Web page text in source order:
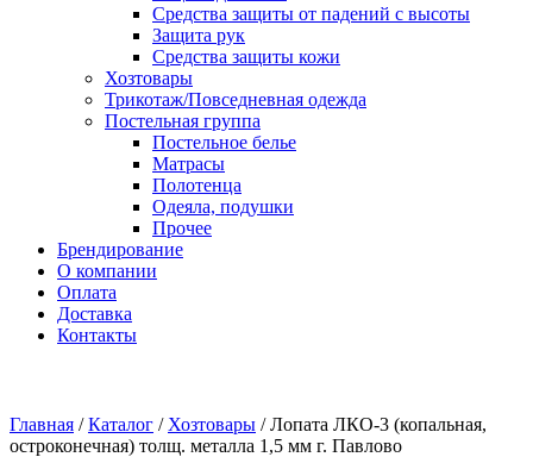
Средства защиты от падений с высоты
Защита рук
Средства защиты кожи
Хозтовары
Трикотаж/Повседневная одежда
Постельная группа
Постельное белье
Матрасы
Полотенца
Одеяла, подушки
Прочее
Брендирование
О компании
Оплата
Доставка
Контакты
Главная / Каталог / Хозтовары / Лопата ЛКО-3 (копальная,
остроконечная) толщ. металла 1,5 мм г. Павлово